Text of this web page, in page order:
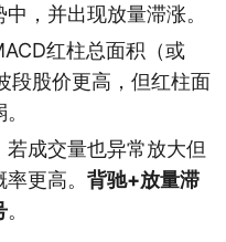
，并出现放量滞涨。
红柱总面积（或
段股价更高，但红柱面
成交量也异常放大但
更高。 背驰+放量滞
。